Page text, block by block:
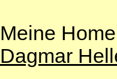
Meine
Dagmar